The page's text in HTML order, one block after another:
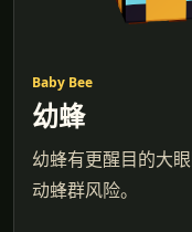
Baby Bee
幼蜂
幼蜂有更醒目的大
动蜂群风险。